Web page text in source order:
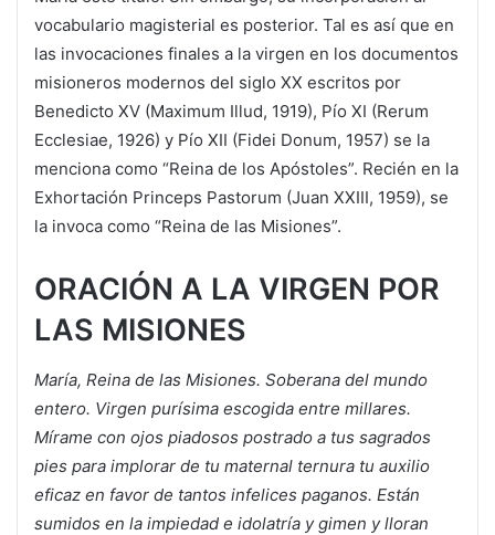
vocabulario magisterial es posterior. Tal es así que en
las invocaciones finales a la virgen en los documentos
misioneros modernos del siglo XX escritos por
Benedicto XV (Maximum Illud, 1919), Pío XI (Rerum
Ecclesiae, 1926) y Pío XII (Fidei Donum, 1957) se la
menciona como “Reina de los Apóstoles”. Recién en la
Exhortación Princeps Pastorum (Juan XXIII, 1959), se
la invoca como “Reina de las Misiones”.
ORACIÓN A LA VIRGEN POR
LAS MISIONES
María, Reina de las Misiones. Soberana del mundo
entero. Virgen purísima escogida entre millares.
Mírame con ojos piadosos postrado a tus sagrados
pies para implorar de tu maternal ternura tu auxilio
eficaz en favor de tantos infelices paganos. Están
sumidos en la impiedad e idolatría y gimen y lloran